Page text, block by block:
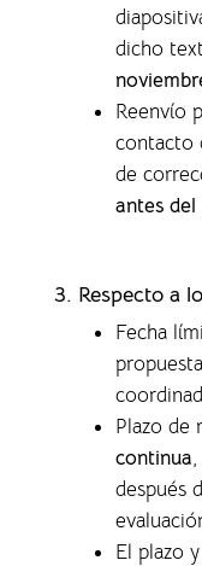
dicho
Reenvío
contacto
de
antes
3. Respecto a
Fecha
Plazo de
continua
después
El plazo